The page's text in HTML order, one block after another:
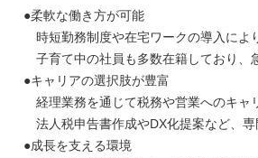
●柔軟な働き方が可能
時短勤務制度や在宅ワークの導入によ
子育て中の社員も多数在籍しており、
●キャリアの選択肢が豊富
経理業務を通じて税務や営業へのキャ
法人税申告書作成やDX化提案など、専
●成長を支える環境